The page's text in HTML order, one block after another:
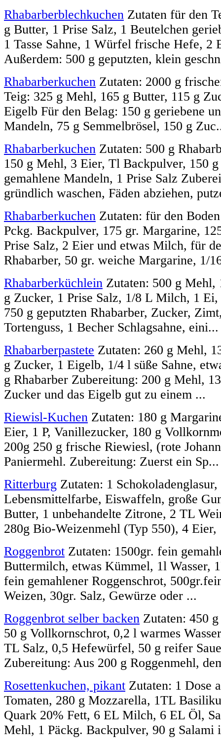
Rhabarberblechkuchen Zutaten für den
g Butter, 1 Prise Salz, 1 Beutelchen
1 Tasse Sahne, 1 Würfel frische Hefe, 2
Außerdem: 500 g geputzten, klein
Rhabarberkuchen Zutaten: 2000 g
Teig: 325 g Mehl, 165 g Butter, 115 g
Eigelb Für den Belag: 150 g geriebene
Mandeln, 75 g Semmelbrösel, 150 g
Rhabarberkuchen Zutaten: 500 g
150 g Mehl, 3 Eier, Tl Backpulver, 150
gemahlene Mandeln, 1 Prise Salz
gründlich waschen, Fäden abziehen,
Rhabarberkuchen Zutaten: für den
Pckg. Backpulver, 175 gr. Margarine,
Prise Salz, 2 Eier und etwas Milch, für
Rhabarber, 50 gr. weiche Margarine, 1/
Rhabarberküchlein Zutaten: 500 g Mehl,
g Zucker, 1 Prise Salz, 1/8 L Milch, 1
750 g geputzten Rhabarber, Zucker,
Tortenguss, 1 Becher Schlagsahne, eini...
Rhabarberpastete Zutaten: 260 g Mehl,
g Zucker, 1 Eigelb, 1/4 l süße Sahne,
g Rhabarber Zubereitung: 200 g Mehl,
Zucker und das Eigelb gut zu einem ...
Riewisl-Kuchen Zutaten: 180 g
Eier, 1 P, Vanillezucker, 180 g
200g 250 g frische Riewiesl, (rote
Paniermehl. Zubereitung: Zuerst ein Sp...
Ritterburg Zutaten: 1 Schokoladenglasur,
Lebensmittelfarbe, Eiswaffeln, große
Butter, 1 unbehandelte Zitrone, 2 TL
280g Bio-Weizenmehl (Typ 550), 4 Eier,
Roggenbrot Zutaten: 1500gr. fein
Buttermilch, etwas Kümmel, 1l Wasser,
fein gemahlener Roggenschrot,
Weizen, 30gr. Salz, Gewürze oder ...
Roggenbrot selber backen Zutaten: 450
50 g Vollkornschrot, 0,2 l warmes
TL Salz, 0,5 Hefewürfel, 50 g reifer
Zubereitung: Aus 200 g Roggenmehl,
Rosettenkuchen, pikant Zutaten: 1 Dose
Tomaten, 280 g Mozzarella, 1TL
Quark 20% Fett, 6 EL Milch, 6 EL Öl,
Mehl, 1 Päckg. Backpulver, 90 g Salami